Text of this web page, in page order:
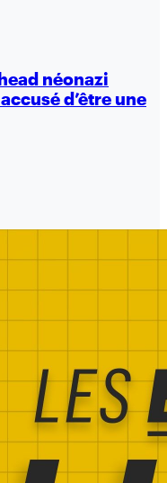
néonazi
d’être une